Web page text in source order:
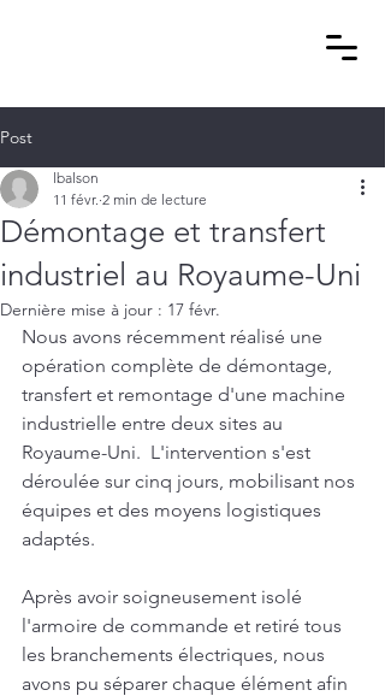
Post
Démontage et transfert
industriel au Royaume-Uni
lbalson
11 févr. 2 min de lecture
Dernière mise à jour : 17 févr.
Nous avons récemment réalisé une
opération complète de démontage,
transfert et remontage d'une machine
industrielle entre deux sites au
Royaume-Uni.  L'intervention s'est
déroulée sur cinq jours, mobilisant nos
équipes et des moyens logistiques
adaptés.
Après avoir soigneusement isolé
l'armoire de commande et retiré tous
les branchements électriques, nous
avons pu séparer chaque élément afin